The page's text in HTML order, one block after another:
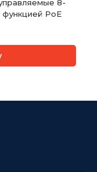
8-
функцией PoE